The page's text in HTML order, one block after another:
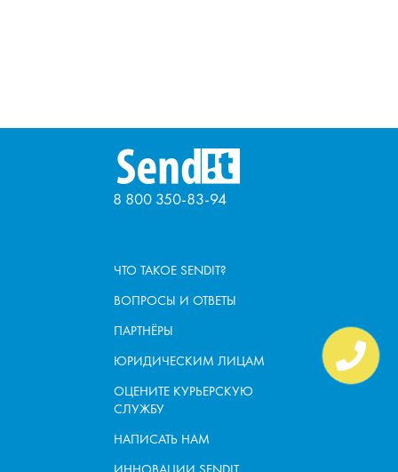
8 800 350-83-94
ЧТО ТАКОЕ SENDIT?
ВОПРОСЫ И ОТВЕТЫ
ПАРТНЁРЫ
ЮРИДИЧЕСКИМ ЛИЦАМ
ОЦЕНИТЕ КУРЬЕРСКУЮ
СЛУЖБУ
НАПИСАТЬ НАМ